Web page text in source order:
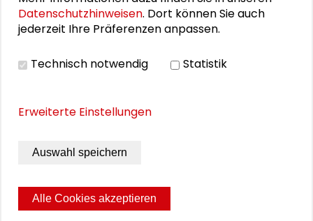
25. Runder Tisch Wissenschaftsstadt Darmstadt
Alexander Gemeinhardt
Anne Schreiter
Datenschutzhinweisen. Dort können Sie auch
jederzeit Ihre Präferenzen anpassen.
Technisch notwendig Statistik
Erweiterte Einstellungen
Auswahl speichern
Alle Cookies akzeptieren